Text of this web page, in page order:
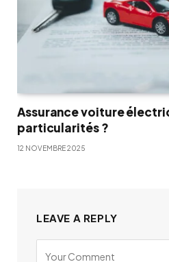
Assurance voiture
particularités ?
12 NOVEMBRE 2025
LEAVE A REPLY